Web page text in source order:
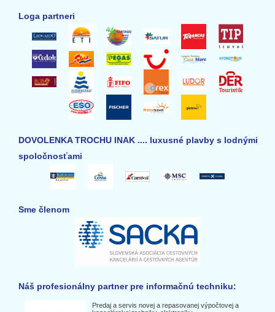
Loga partneri
DOVOLENKA TROCHU INAK .... luxusné plavby s lodnými
spoločnosťami
Sme členom
Náš profesionálny partner pre informačnú techniku:
Predaj a servis novej a repasovanej výpočtovej a